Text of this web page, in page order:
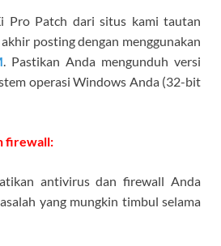
Pro Patch dari situs kami tautan
posting dengan menggunakan
. Pastikan Anda mengunduh versi
operasi Windows Anda (32-bit
firewall:
antivirus dan firewall Anda
yang mungkin timbul selama